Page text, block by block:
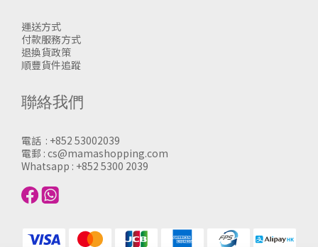
運送方式
付款服務方式
退換貨政策
順豐貨件追蹤
聯絡我們
電話 : +852 53002039
電郵 : cs@mamashopping.com
Whatsapp : +852 5300 2039